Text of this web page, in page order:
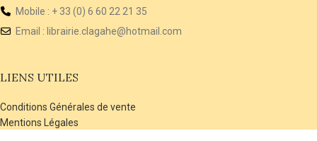
Mobile : + 33 (0) 6 60 22 21 35
Email : librairie .clagahe@hotmail.com
LIENS UTILES
Conditions Générales de vente
Mentions Légales